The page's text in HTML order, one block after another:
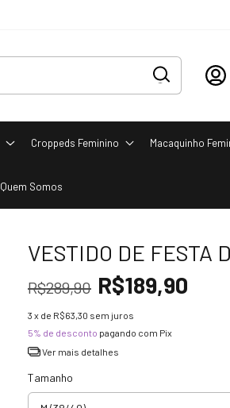
Croppeds Feminino Macaquinho
Quem Somos
VESTIDO DE FESTA
R$289,90 R$189,90
3 x de R$63,30 sem juros
5% de desconto pagando com Pix
Ver mais detalhes
Tamanho